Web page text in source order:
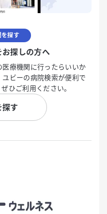
を探す
お探しの方へ
医療機関に行ったらいいか
ビーの病院検索が便利で
ひご利用ください。
探す